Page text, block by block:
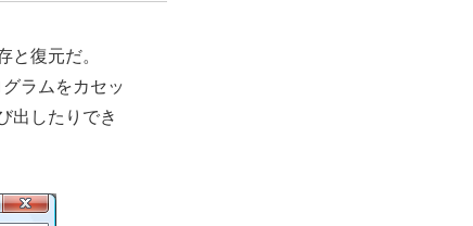
と復元だ。
ラムをカセッ
出したりでき